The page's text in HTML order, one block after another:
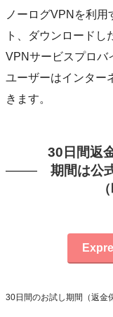
ノーログVPNを利用
ト、ダウンロード
VPNサービスプロバ
ユーザーはインター
きます。
30日間返
期間は公
30日間のお試し期間（返金